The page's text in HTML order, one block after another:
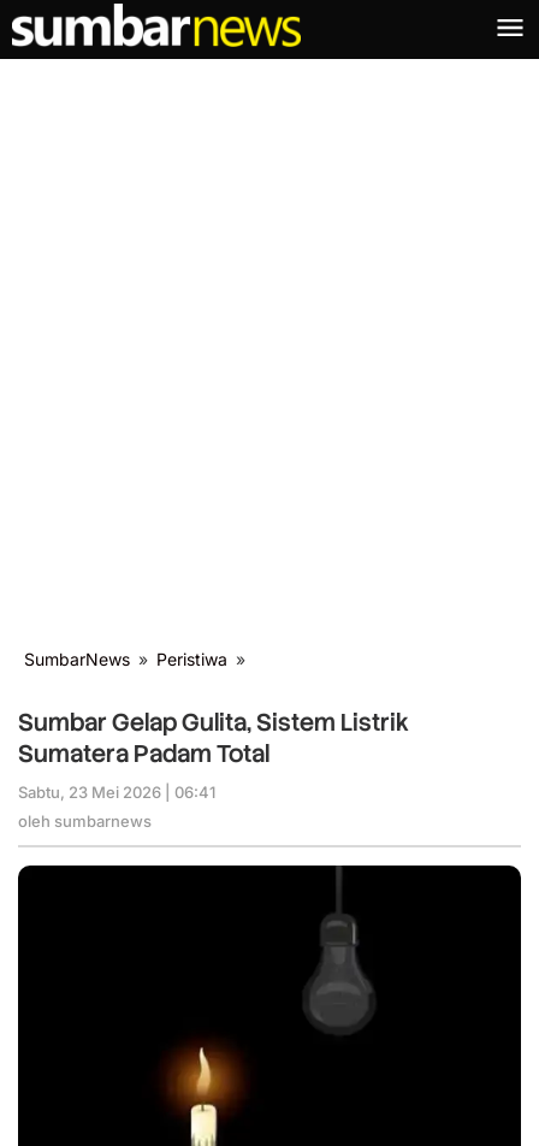
Lewati
ke
konten
SumbarNews » Peristiwa »
Gulita,
Sistem
Listrik
Sumbar Gelap Gulita, Sistem Listrik
Sumatera Padam Total
Sabtu, 23 Mei 2026 | 06:41
oleh sumbarnews